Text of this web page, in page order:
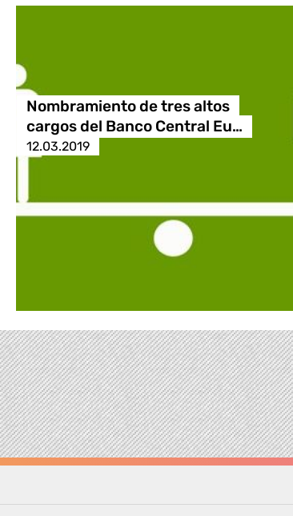
Nombramiento de tres altos
cargos del Banco Central Eu…
12.03.2019